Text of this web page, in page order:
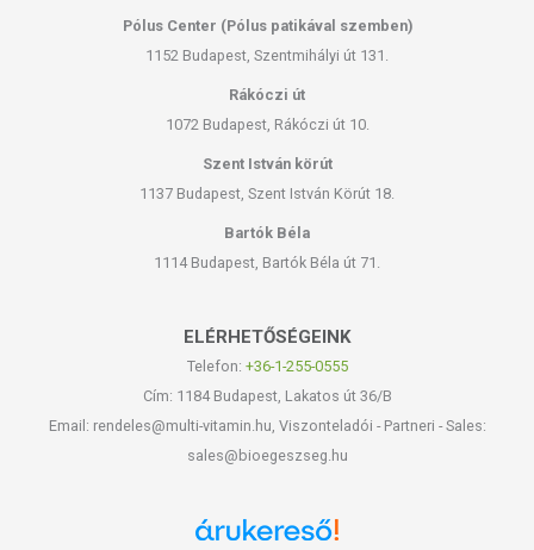
: Natur-all Kft.
hogy naprakészek legyenek. Szeretnénk felhívni azonban a figyelmet,
hogy ennek ellenére a webshopon szereplő adatok (beleértve a
termékfotókat, tápérték-, összetétel-, és allergén információkat is) csak
természetéből adódóan. A friss, aktuális információkat a termékek
csomagolásán találják meg.
A termék belső fogyasztásra nem alkalmas. A termék nem gyógyít
alkalmas. Betegség esetén használatát beszélje meg
kezelőorvosával! Kerülni kell a szembejutást. Az ajánlott napi
alkalmazási mennyiséget ne lépje túl! Ne használja irritált vagy sérült
bőrfelületen! Ne használja a készítményt, ha az összetevők
Pólus Center (Pólus patikával szemben)
1152 Budapest, Szentmihályi út 131.
Rákóczi út
1072 Budapest, Rákóczi út 10.
Szent István körút
1137 Budapest, Szent István Körút 18.
Bartók Béla
1114 Budapest, Bartók Béla út 71.
ELÉRHETŐSÉGEINK
Telefon: +36-1-255-0555
Cím: 1184 Budapest, Lakatos út 36/B
Email: rendeles@multi-vitamin.hu, Viszonteladói - Partneri - Sales:
sales@bioegeszseg.hu